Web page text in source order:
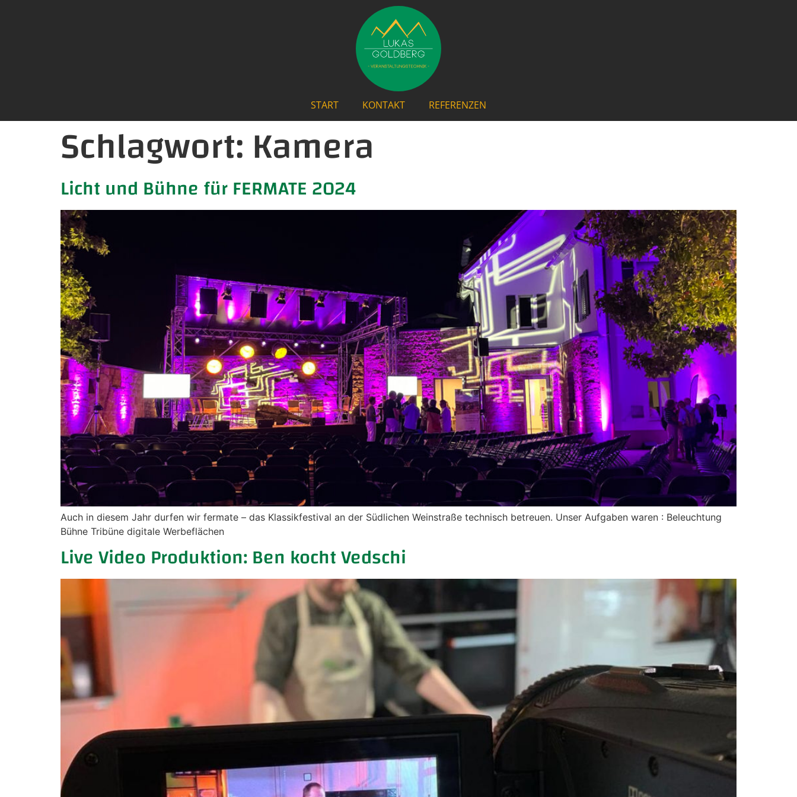
START KONTAKT REFERENZEN
Schlagwort:Kamera
Licht und Bühne für FERMATE 2024
Auch in diesem Jahr durfen wir fermate – das Klassikfestival an der Südlichen Weinstraße technisch betreuen. Unser Aufgaben waren : Beleuchtung
Bühne Tribüne digitale Werbeflächen
Live Video Produktion: Ben kocht Vedschi